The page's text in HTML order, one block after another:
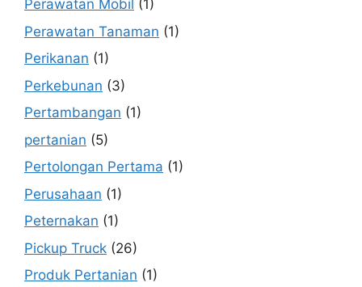
Perawatan Mobil (1)
Perawatan Tanaman (1)
Perikanan (1)
Perkebunan (3)
Pertambangan (1)
pertanian (5)
Pertolongan Pertama (1)
Perusahaan (1)
Peternakan (1)
Pickup Truck (26)
Produk Pertanian (1)